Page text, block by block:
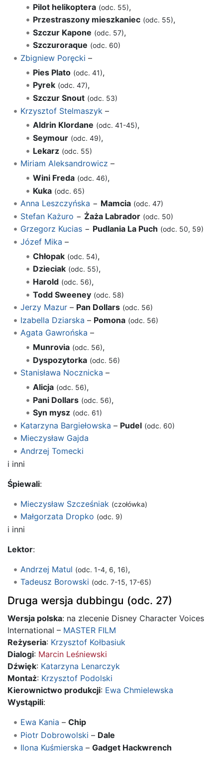
Pilot helikoptera (odc. 55),
Przestraszony mieszkaniec (odc. 55),
Szczur Kapone (odc. 57),
Szczuroraque (odc. 60)
Zbigniew Poręcki –
Pies Plato (odc. 41),
Pyrek (odc. 47),
Szczur Snout (odc. 53)
Krzysztof Stelmaszyk –
Aldrin Klordane (odc. 41-45),
Seymour (odc. 49),
Lekarz (odc. 55)
Miriam Aleksandrowicz –
Wini Freda (odc. 46),
Kuka (odc. 65)
Anna Leszczyńska − Mamcia (odc. 47)
Stefan Każuro − Żaża Labrador (odc. 50)
Grzegorz Kucias− Pudlania La Puch (odc. 50, 59)
Józef Mika –
Chłopak (odc. 54),
Dzieciak (odc. 55),
Harold (odc. 56),
Todd Sweeney (odc. 58)
Jerzy Mazur– Pan Dollars (odc. 56)
Izabella Dziarska – Pomona (odc. 56)
Agata Gawrońska –
Munrovia (odc. 56),
Dyspozytorka (odc. 56)
Stanisława Nocznicka –
Alicja (odc. 56),
Pani Dollars (odc. 56),
Syn mysz (odc. 61)
Katarzyna Bargiełowska – Pudel (odc. 60)
Mieczysław Gajda
Andrzej Tomecki
i inni
Śpiewali:
Mieczysław Szcześniak (czołówka)
Małgorzata Dropko (odc. 9)
i inni
Lektor:
Andrzej Matul (odc. 1-4, 6, 16),
Tadeusz Borowski (odc. 7-15, 17-65)
Druga wersja dubbingu (odc. 27)
Wersja polska: na zlecenie Disney Character Voices
International – MASTER FILM
Reżyseria: Krzysztof Kołbasiuk
Dialogi: Marcin Leśniewski
Dźwięk: Katarzyna Lenarczyk
Montaż: Krzysztof Podolski
Kierownictwo produkcji: Ewa Chmielewska
Wystąpili:
Ewa Kania – Chip
Piotr Dobrowolski – Dale
Ilona Kuśmierska – Gadget Hackwrench